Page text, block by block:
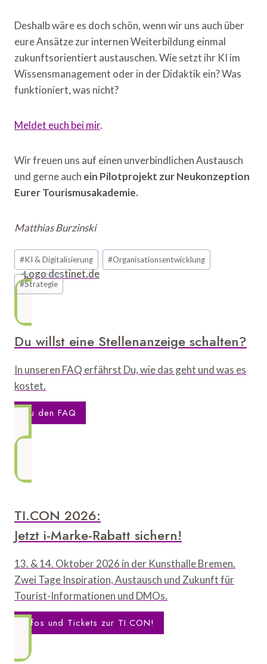
Deshalb wäre es doch schön, wenn wir uns auch über
eure Ansätze zur internen Weiterbildung einmal
zukunftsorientiert austauschen. Wie setzt ihr KI im
Wissensmanagement oder in der Didaktik ein? Was
funktioniert, was nicht?
Meldet euch bei mir.
Wir freuen uns auf einen unverbindlichen Austausch
und gerne auch ein Pilotprojekt zur Neukonzeption
Eurer Tourismusakademie.
Matthias Burzinski
Schlagworte:
#KI & Digitalisierung #Organisationsentwicklung
#Strategie
Du willst eine Stellenanzeige schalten?
In unseren FAQ erfährst Du, wie das geht und was es
kostet.
Zu den FAQ
TI.CON 2026:
Jetzt i-Marke-Rabatt sichern!
13. & 14. Oktober 2026 in der Kunsthalle Bremen.
Zwei Tage Inspiration, Austausch und Zukunft für
Tourist-Informationen und DMOs.
Infos und Tickets zur TI.CON!